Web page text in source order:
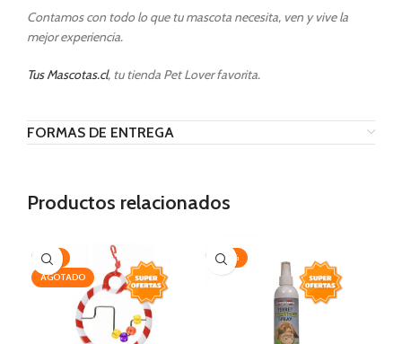
Contamos con todo lo que tu mascota necesita, ven y vive la
mejor experiencia.
Tus Mascotas.cl, tu tienda Pet Lover favorita.
FORMAS DE ENTREGA
Productos relacionados
-14%
AGOTADO
-20%